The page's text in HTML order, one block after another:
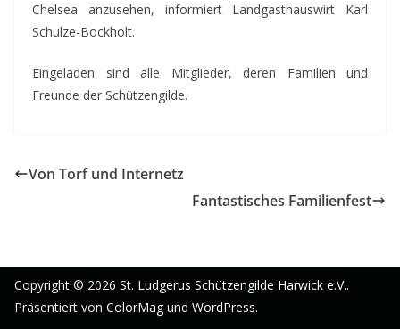
Chelsea anzusehen, informiert Landgasthauswirt Karl
Schulze-Bockholt.
Eingeladen sind alle Mitglieder, deren Familien und
Freunde der Schützengilde.
Von Torf und Internetz
Fantastisches Familienfest
Copyright © 2026 St. Ludgerus Schützengilde Harwick e.V..
Präsentiert von ColorMagund WordPress.